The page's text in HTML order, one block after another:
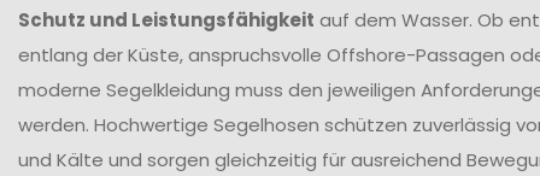
Schutz und Leistungsfähigkeit auf dem Wasser. Ob
entlang der Küste, anspruchsvolle Offshore-Passagen
moderne Segelkleidung muss den jeweiligen
werden. Hochwertige Segelhosen schützen zuverlässig
und Kälte und sorgen gleichzeitig für ausreichend